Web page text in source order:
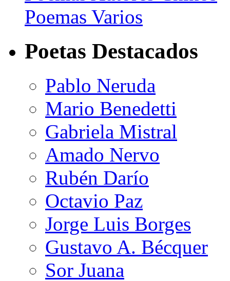
Poemas Varios
Poetas Destacados
Pablo Neruda
Mario Benedetti
Gabriela Mistral
Amado Nervo
Rubén Darío
Octavio Paz
Jorge Luis Borges
Gustavo A. Bécquer
Sor Juana